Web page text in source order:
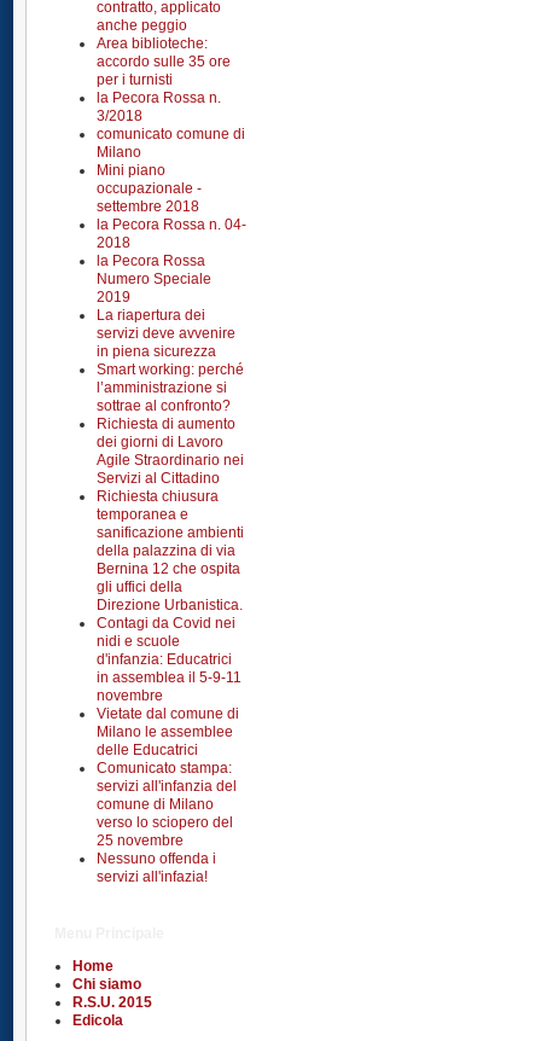
contratto, applicato
anche peggio
Area biblioteche:
accordo sulle 35 ore
per i turnisti
la Pecora Rossa n.
3/2018
comunicato comune di
Milano
Mini piano
occupazionale -
settembre 2018
la Pecora Rossa n. 04-
2018
la Pecora Rossa
Numero Speciale
2019
La riapertura dei
servizi deve avvenire
in piena sicurezza
Smart working: perché
l’amministrazione si
sottrae al confronto?
Richiesta di aumento
dei giorni di Lavoro
Agile Straordinario nei
Servizi al Cittadino
Richiesta chiusura
temporanea e
sanificazione ambienti
della palazzina di via
Bernina 12 che ospita
gli uffici della
Direzione Urbanistica.
Contagi da Covid nei
nidi e scuole
d'infanzia: Educatrici
in assemblea il 5-9-11
novembre
Vietate dal comune di
Milano le assemblee
delle Educatrici
Comunicato stampa:
servizi all'infanzia del
comune di Milano
verso lo sciopero del
25 novembre
Nessuno offenda i
servizi all'infazia!
Home
Chi siamo
R.S.U. 2015
Edicola